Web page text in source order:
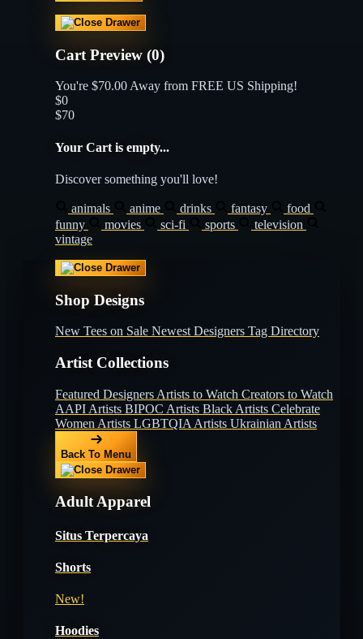
Cart Preview (0)
You're $70.00 Away from FREE US Shipping!
$0
$70
Your Cart is empty...
Discover something you'll love!
animals anime drinks fantasy
food
funny
movies sci-fi sports
television
vintage
Shop Designs
New Tees on Sale Newest Designers Tag Directory
Artist Collections
Featured Designers Artists to Watch Creators to Watch
AAPI Artists BIPOC Artists Black Artists Celebrate
Women Artists LGBTQIA Artists Ukrainian Artists
Back To Menu
Adult Apparel
Situs Terpercaya
Shorts
New!
Hoodies